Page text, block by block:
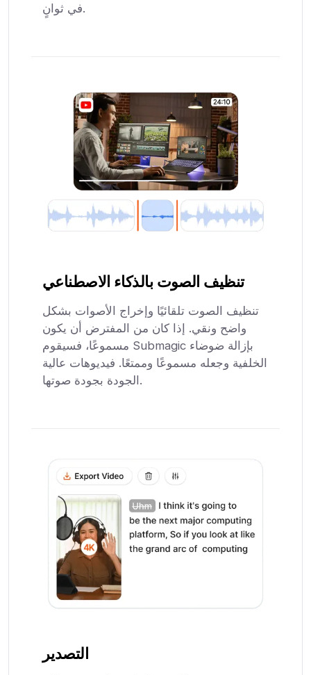
في ثوانٍ.
تنظيف الصوت بالذكاء الاصطناعي
تنظيف الصوت تلقائيًا وإخراج الأصوات بشكل
واضح ونقي. إذا كان من المفترض أن يكون
مسموعًا، فسيقوم Submagic بإزالة ضوضاء
الخلفية وجعله مسموعًا وممتعًا. فيديوهات عالية
الجودة بجودة صوتها.
التصدير